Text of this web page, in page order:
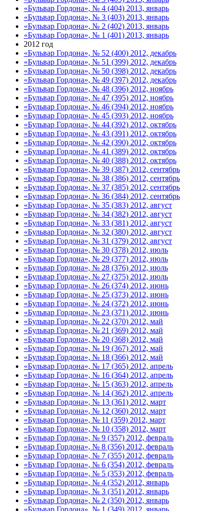
«Бульвар Гордона», № 4 (404) 2013, январь
«Бульвар Гордона», № 3 (403) 2013, январь
«Бульвар Гордона», № 2 (402) 2013, январь
«Бульвар Гордона», № 1 (401) 2013, январь
2012 год
«Бульвар Гордона», № 52 (400) 2012, декабрь
«Бульвар Гордона», № 51 (399) 2012, декабрь
«Бульвар Гордона», № 50 (398) 2012, декабрь
«Бульвар Гордона», № 49 (397) 2012, декабрь
«Бульвар Гордона», № 48 (396) 2012, ноябрь
«Бульвар Гордона», № 47 (395) 2012, ноябрь
«Бульвар Гордона», № 46 (394) 2012, ноябрь
«Бульвар Гордона», № 45 (393) 2012, ноябрь
«Бульвар Гордона», № 44 (392) 2012, октябрь
«Бульвар Гордона», № 43 (391) 2012, октябрь
«Бульвар Гордона», № 42 (390) 2012, октябрь
«Бульвар Гордона», № 41 (389) 2012, октябрь
«Бульвар Гордона», № 40 (388) 2012, октябрь
«Бульвар Гордона», № 39 (387) 2012, сентябрь
«Бульвар Гордона», № 38 (386) 2012, сентябрь
«Бульвар Гордона», № 37 (385) 2012, сентябрь
«Бульвар Гордона», № 36 (384) 2012, сентябрь
«Бульвар Гордона», № 35 (383) 2012, август
«Бульвар Гордона», № 34 (382) 2012, август
«Бульвар Гордона», № 33 (381) 2012, август
«Бульвар Гордона», № 32 (380) 2012, август
«Бульвар Гордона», № 31 (379) 2012, август
«Бульвар Гордона», № 30 (378) 2012, июль
«Бульвар Гордона», № 29 (377) 2012, июль
«Бульвар Гордона», № 28 (376) 2012, июль
«Бульвар Гордона», № 27 (375) 2012, июль
«Бульвар Гордона», № 26 (374) 2012, июнь
«Бульвар Гордона», № 25 (373) 2012, июнь
«Бульвар Гордона», № 24 (372) 2012, июнь
«Бульвар Гордона», № 23 (371) 2012, июнь
«Бульвар Гордона», № 22 (370) 2012, май
«Бульвар Гордона», № 21 (369) 2012, май
«Бульвар Гордона», № 20 (368) 2012, май
«Бульвар Гордона», № 19 (367) 2012, май
«Бульвар Гордона», № 18 (366) 2012, май
«Бульвар Гордона», № 17 (365) 2012, апрель
«Бульвар Гордона», № 16 (364) 2012, апрель
«Бульвар Гордона», № 15 (363) 2012, апрель
«Бульвар Гордона», № 14 (362) 2012, апрель
«Бульвар Гордона», № 13 (361) 2012, март
«Бульвар Гордона», № 12 (360) 2012, март
«Бульвар Гордона», № 11 (359) 2012, март
«Бульвар Гордона», № 10 (358) 2012, март
«Бульвар Гордона», № 9 (357) 2012, февраль
«Бульвар Гордона», № 8 (356) 2012, февраль
«Бульвар Гордона», № 7 (355) 2012, февраль
«Бульвар Гордона», № 6 (354) 2012, февраль
«Бульвар Гордона», № 5 (353) 2012, февраль
«Бульвар Гордона», № 4 (352) 2012, январь
«Бульвар Гордона», № 3 (351) 2012, январь
«Бульвар Гордона», № 2 (350) 2012, январь
«Бульвар Гордона», № 1 (349) 2012, январь